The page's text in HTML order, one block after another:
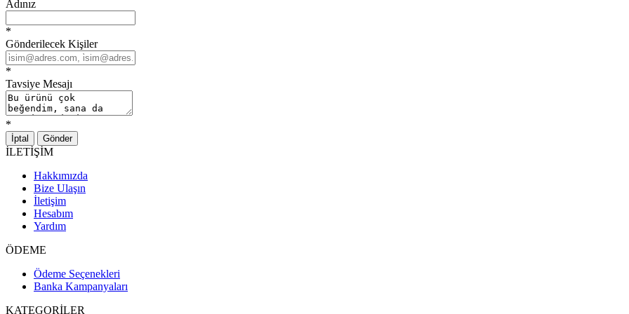
Adınız
*
Gönderilecek Kişiler
*
Tavsiye Mesajı
*
İptal Gönder
İLETİŞİM
Hakkımızda
Bize Ulaşın
İletişim
Hesabım
Yardım
ÖDEME
Ödeme Seçenekleri
Banka Kampanyaları
KATEGORİLER